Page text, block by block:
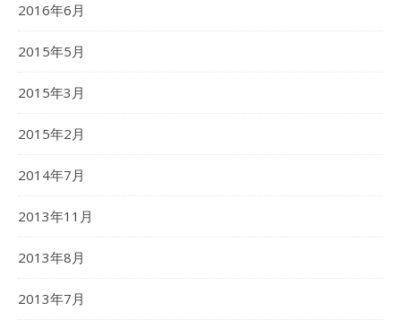
2016年6月
2015年5月
2015年3月
2015年2月
2014年7月
2013年11月
2013年8月
2013年7月